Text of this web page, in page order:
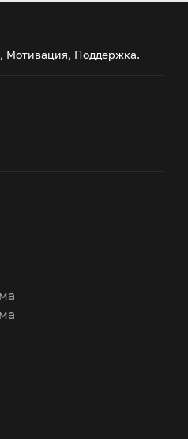
и
Мотивация, Поддержка.